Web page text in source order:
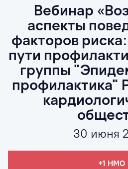
Вебинар
аспекты
факторов
пути
группы
профилактика"
30 июня
+1 НМО